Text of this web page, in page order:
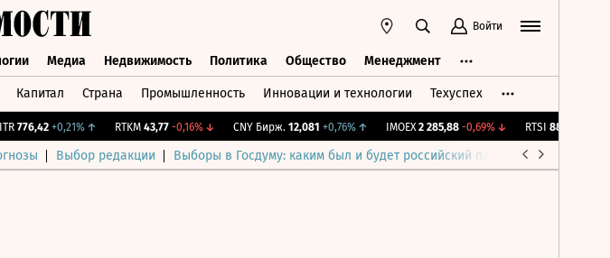
Войти
Медиа Недвижимость Политика Общество Менеджмент
Капитал Страна Промышленность Инновации и технологии Техуспех
776,42 +0,21%↑ RTKM 43,77 -0,16%↓ CNY Бирж. 12,081 +0,76%↑ IMOEX 2 285,88 -0,69%↓ RTSI 884,56
Выбор редакции Выборы в Госдуму: каким был и будет российский парламент